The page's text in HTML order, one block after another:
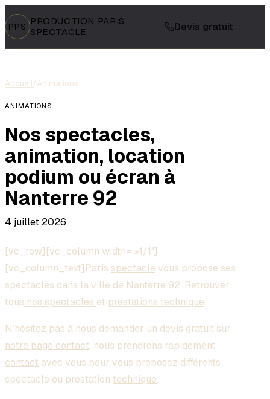
PPS PRODUCTION PARIS
SPECTACLE
Devis gratuit
Accueil/Animations
ANIMATIONS
Nos spectacles,
animation, location
podium ou écran à
Nanterre 92
4 juillet 2026
[vc_row][vc_column width= »1/1″]
[vc_column_text]Paris spectacle vous propose ses
spectacles dans la ville de Nanterre 92. Retrouver
tous nos spectacles et prestations technique.
N’hésitez pas à nous demander un devis gratuit sur
notre page contact, nous prendrons rapidement
contact avec vous pour vous proposez différents
spectacle ou prestation technique.